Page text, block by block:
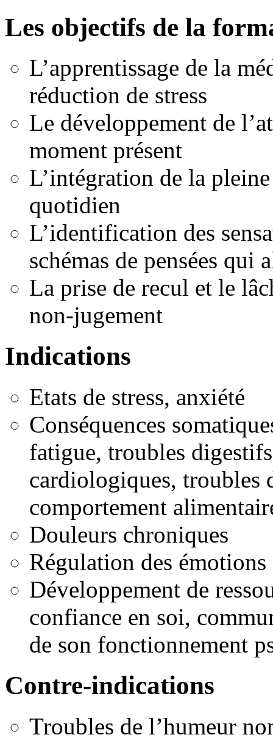
Les objectifs de la
L’apprentissage de la
réduction de stress
Le développement de
moment présent
L’intégration de la
quotidien
L’identification des
schémas de pensées qui
La prise de recul et le
non-jugement
Indications
Etats de stress, anxiété
Conséquences
fatigue, troubles
cardiologiques, troubles
comportement
Douleurs chroniques
Régulation des émotions
Développement de
confiance en soi,
de son fonctionnement
Contre-indications
Troubles de l’humeur